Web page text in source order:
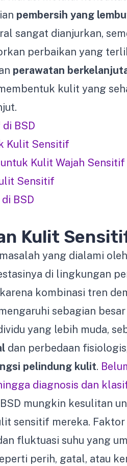
pembersih yang
sangat dianjurkan,
perbaikan yang
perawatan
kulit yang
BSD
Kulit Sensitif
Kulit Wajah Sensitif
Sensitif
BSD
Kulit
yang dialami
di lingkungan
kombinasi tren
sebagian besar
yang lebih muda,
dan perbedaan
pelindung kulit.
diagnosis dan
mungkin kesulitan
sensitif mereka.
fluktuasi suhu yang
perih, gatal, atau